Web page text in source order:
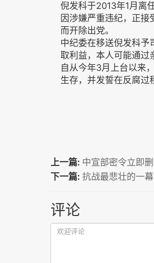
倪发科于2013年1月离
因涉嫌严重违纪，正
而开除出党。
中纪委在移送倪发科予
取利益，本人可能通过
自从今年3月上台以来
生存，并发誓在反腐过
上一篇: 中宣部密令立即
下一篇: 抗战最悲壮的一
评论